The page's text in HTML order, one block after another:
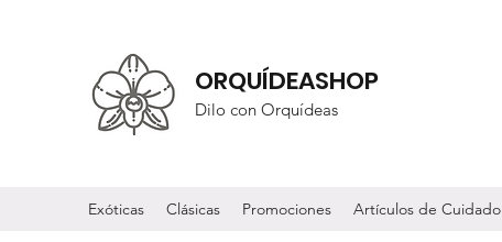
ORQUÍDEASHOP
Dilo con Orquídeas
Exóticas Clásicas Promociones Artículos de Cuidado